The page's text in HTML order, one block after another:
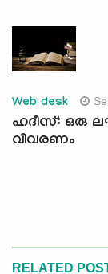
Web desk
ഹദീസ്: ഒരു
വിവരണം
RELATED